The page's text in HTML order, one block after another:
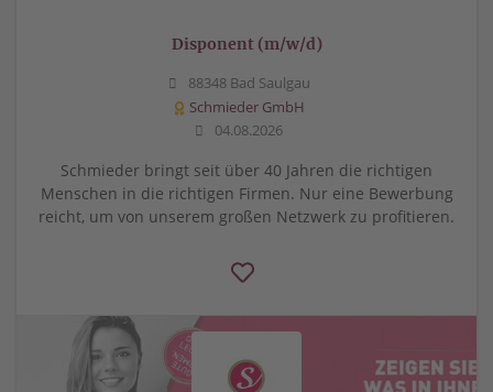
Disponent (m/w/d)
88348 Bad Saulgau
Schmieder GmbH
04.08.2026
Schmieder bringt seit über 40 Jahren die richtigen
Menschen in die richtigen Firmen. Nur eine Bewerbung
reicht, um von unserem großen Netzwerk zu profitieren.